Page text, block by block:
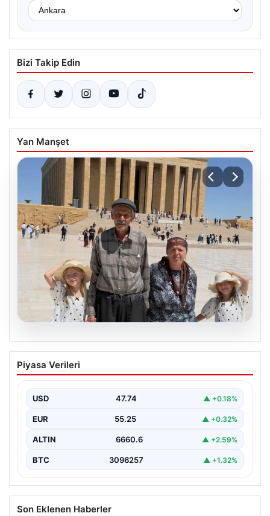
Bizi Takip Edin
Yan Manşet
05.08.2026
Yıldırım ailesinin 34 yıllık mucizesi:
Anıtkabir hayali gerçek oldu
Zeynep Yıldırım (59), tam 34 yıl boyunca…
Piyasa Verileri
USD 47.74 ▲ +0.18%
EUR 55.25 ▲ +0.32%
ALTIN 6660.6 ▲ +2.59%
BTC 3096257 ▲ +1.32%
Son Eklenen Haberler